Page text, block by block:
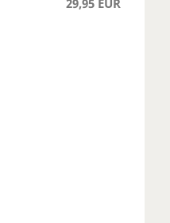
29,95 EUR